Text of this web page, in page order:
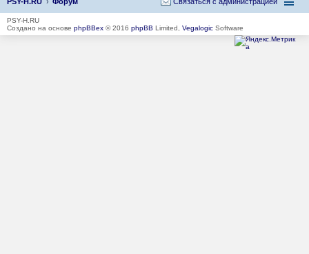
PSY-H.RU
Создано на основе phpBBex © 2016 phpBB Limited, Vegalogic Software